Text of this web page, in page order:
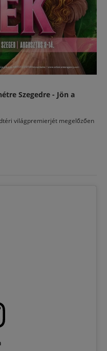
Szegedre - Jön a
világpremierjét megelőzően